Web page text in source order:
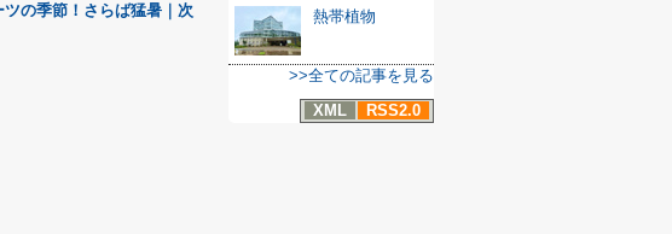
の季節！さらば猛暑｜次
熱帯植物
>>全ての記事を見る
XML
RSS2.0